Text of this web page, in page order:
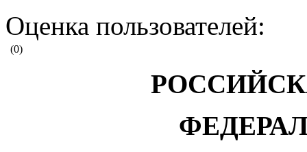
Оценка пользователей:
(0)